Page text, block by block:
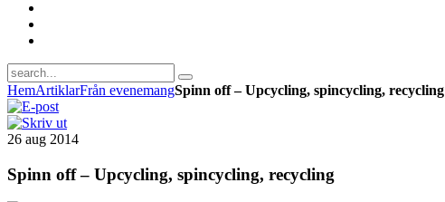
HemArtiklarFrån evenemangSpinn off – Upcycling, spincycling, recycling
26 aug 2014
Spinn off – Upcycling, spincycling, recycling